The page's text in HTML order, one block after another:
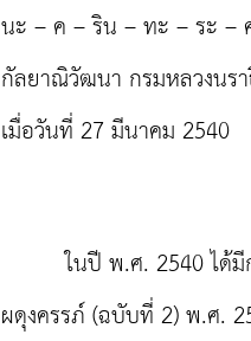
นะ – ค – ริน – ทะ – ระ –
กัลยาณิวัฒนา กรมหลวงนร
เมื่อวันที่ 27 มีนาคม 2540
ในปี พ.ศ. 2540 ได้มีก
ผดุงครรภ์ (ฉบับที่ 2) พ.ศ.